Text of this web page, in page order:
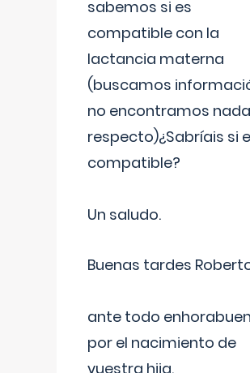
sabemos si es
compatible con la
lactancia materna
(buscamos
no encontramos
respecto)¿Sabríais si
compatible?
Un saludo.
Buenas tardes
ante todo
por el nacimiento de
vuestra hija.